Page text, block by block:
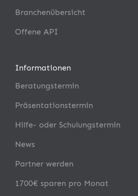
Branchenübersicht
Offene API
Informationen
Beratungstermin
Präsentationstermin
Hilfe- oder Schulungstermin
News
Partner werden
1700€ sparen pro Monat